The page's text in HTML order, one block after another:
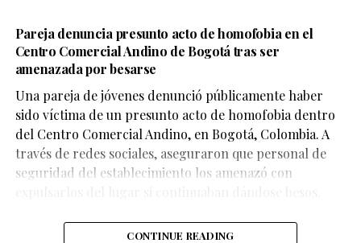
Pareja denuncia presunto acto de homofobia en el
Centro Comercial Andino de Bogotá tras ser
amenazada por besarse
Una pareja de jóvenes denunció públicamente haber
sido víctima de un presunto acto de homofobia dentro
del Centro Comercial Andino, en Bogotá, Colombia. A
través de redes sociales, aseguraron que personal de
seguridad del establecimiento los amenazó con
CONTINUE READING